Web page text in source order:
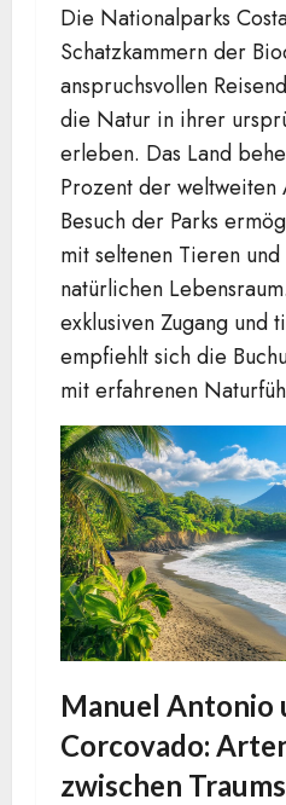
Die Nationalparks
Schatzkammern der
anspruchsvollen
die Natur in ihrer
erleben. Das Land
Prozent der
Besuch der Parks
mit seltenen Tieren
natürlichen
exklusiven Zugang und
empfiehlt sich die
mit erfahrenen
Manuel Antonio
Corcovado:
zwischen